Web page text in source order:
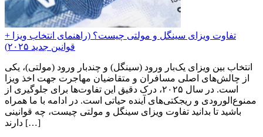
تفاوت ویزای سینگل و مولتی چیست؟ (راهنمای انتخاب ویزا +
قوانین جدید ۲۰۲۵)
انتخاب بین ویزای یک‌بار ورود (سینگل) و چندبار ورود (مولتی)، یکی
از چالش‌های اصلی مسافران و متقاضیان مهاجرت جهت اخذ ویزا
است. در سال ۲۰۲۵، درک دقیق این تفاوت‌ها برای جلوگیری از
ممنوع‌الورودی و ریجکتی‌های آینده حیاتی است. در ادامه با ما همراه
باشید تا بدانید تفاوت ویزای سینگل و مولتی چیست، چه قوانینی
دارند […]